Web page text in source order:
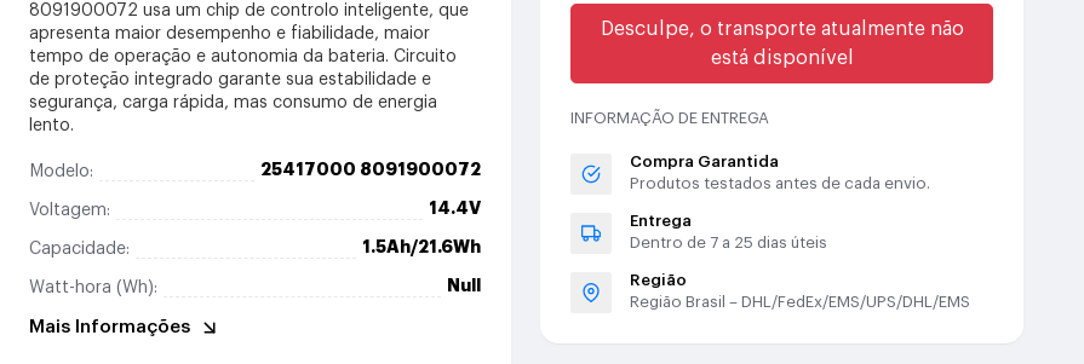
8091900072 usa um chip de controlo inteligente, que
apresenta maior desempenho e fiabilidade, maior
tempo de operação e autonomia da bateria. Circuito
de proteção integrado garante sua estabilidade e
segurança, carga rápida, mas consumo de energia
lento.
Modelo: 25417000 8091900072
Voltagem: 14.4V
Capacidade: 1.5Ah/21.6Wh
Watt-hora (Wh): Null
Mais Informações
Desculpe, o transporte atualmente não
está disponível
INFORMAÇÃO DE ENTREGA
Compra Garantida
Produtos testados antes de cada envio.
Entrega
Dentro de 7 a 25 dias úteis
Região
Região Brasil – DHL/FedEx/EMS/UPS/DHL/EMS